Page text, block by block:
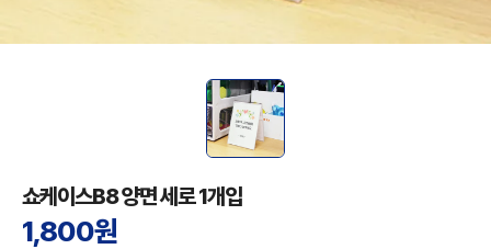
쇼케이스B8 양면 세로 1개입
1,800원